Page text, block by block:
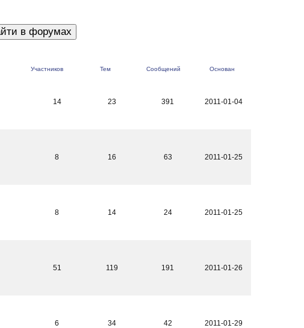
Участников Тем Сообщений Основан
14
23 391 2011-01-04
8
16 63 2011-01-25
8
14 24 2011-01-25
51
119 191 2011-01-26
6
34 42 2011-01-29